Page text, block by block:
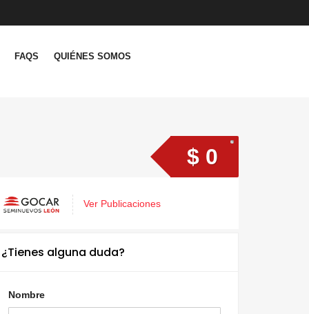
FAQS QUIÉNES SOMOS
$ 0
Ver Publicaciones
¿Tienes alguna duda?
Nombre